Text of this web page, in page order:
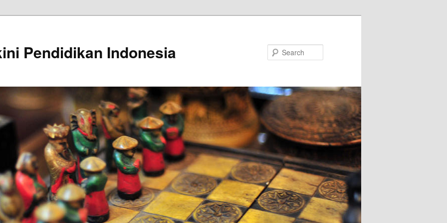
Pendidikan Indonesia